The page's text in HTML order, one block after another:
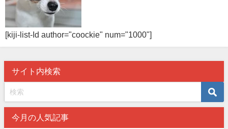
[kiji-list-Id author="coockie" num="1000"]
サイト内検索
今月の人気記事